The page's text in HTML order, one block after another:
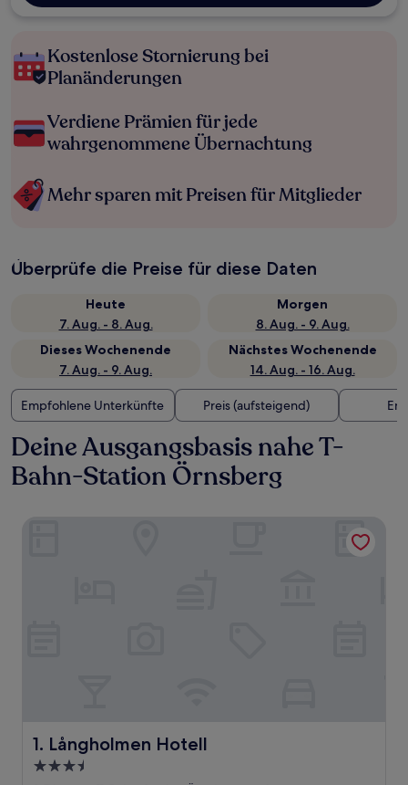
Kostenlose Stornierung bei
Planänderungen
Verdiene Prämien für jede
wahrgenommene Übernachtung
Mehr sparen mit Preisen für Mitglieder
Überprüfe die Preise für diese Daten
Heute
7. Aug. - 8. Aug.
Morgen
8. Aug. - 9. Aug.
Dieses Wochenende
7. Aug. - 9. Aug.
Nächstes Wochenende
14. Aug. - 16. Aug.
Empfohlene Unterkünfte Preis (aufsteigend)
Deine Ausgangsbasis nahe T-
Bahn-Station Örnsberg
1. Långholmen Hotell
Långholmen Hotell
3.5-